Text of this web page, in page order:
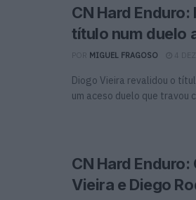
CN Hard
título num duelo
MIGUEL FRAGOSO 4
Diogo Vieira revalidou o
um aceso duelo que travou
CN Hard
Vieira e Diego